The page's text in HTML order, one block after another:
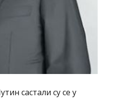
састали су се у